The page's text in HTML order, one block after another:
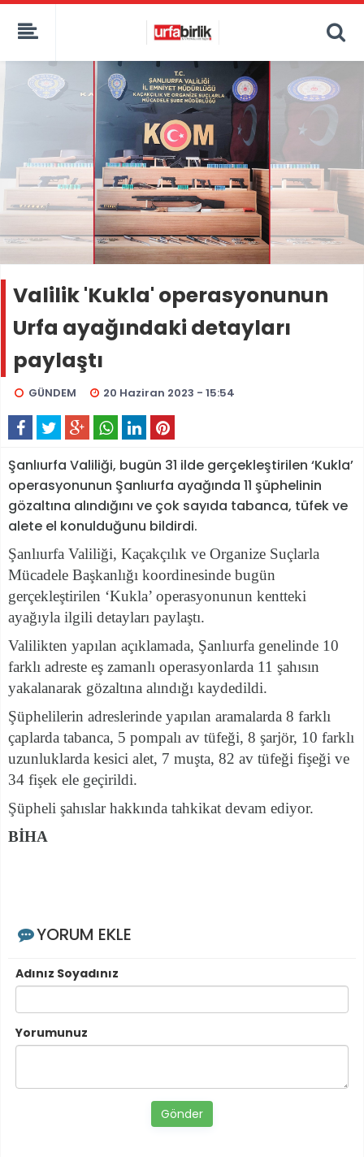
Valilik 'Kukla' operasyonunun
Urfa ayağındaki detayları
paylaştı
GÜNDEM 20 Haziran 2023 - 15:54
Şanlıurfa Valiliği, bugün 31 ilde gerçekleştirilen ‘Kukla’
operasyonunun Şanlıurfa ayağında 11 şüphelinin
gözaltına alındığını ve çok sayıda tabanca, tüfek ve
alete el konulduğunu bildirdi.
Şanlıurfa Valiliği, Kaçakçılık ve Organize Suçlarla
Mücadele Başkanlığı koordinesinde bugün
gerçekleştirilen ‘Kukla’ operasyonunun kentteki
ayağıyla ilgili detayları paylaştı.
Valilikten yapılan açıklamada, Şanlıurfa genelinde 10
farklı adreste eş zamanlı operasyonlarda 11 şahısın
yakalanarak gözaltına alındığı kaydedildi.
Şüphelilerin adreslerinde yapılan aramalarda 8 farklı
çaplarda tabanca, 5 pompalı av tüfeği, 8 şarjör, 10 farklı
uzunluklarda kesici alet, 7 muşta, 82 av tüfeği fişeği ve
34 fişek ele geçirildi.
Şüpheli şahıslar hakkında tahkikat devam ediyor.
BİHA
YORUM EKLE
Adınız Soyadınız
Yorumunuz
Gönder